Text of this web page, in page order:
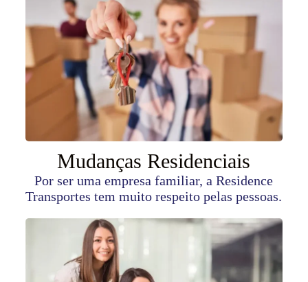
Mudanças Residenciais
Por ser uma empresa familiar, a Residence
Transportes tem muito respeito pelas pessoas.